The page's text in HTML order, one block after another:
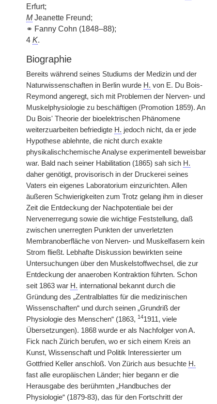
Erfurt;
MJeanette Freund;
⚭ Fanny Cohn (1848–88);
4 K.
Biographie
Bereits während seines Studiums der Medizin und der
Naturwissenschaften in Berlin wurde H. von E. Du Bois-
Reymond angeregt, sich mit Problemen der Nerven- und
Muskelphysiologie zu beschäftigen (Promotion 1859). An
Du Bois' Theorie der bioelektrischen Phänomene
weiterzuarbeiten befriedigte H. jedoch nicht, da er jede
Hypothese ablehnte, die nicht durch exakte
physikalischchemische Analyse experimentell beweisbar
war. Bald nach seiner Habilitation (1865) sah sich H.
daher genötigt, provisorisch in der Druckerei seines
Vaters ein eigenes Laboratorium einzurichten. Allen
äußeren Schwierigkeiten zum Trotz gelang ihm in dieser
Zeit die Entdeckung der Nachpotentiale bei der
Nervenerregung sowie die wichtige Feststellung, daß
zwischen unerregten Punkten der unverletzten
Membranoberfläche von Nerven- und Muskelfasern kein
Strom fließt. Lebhafte Diskussion bewirkten seine
Untersuchungen über den Muskelstoffwechsel, die zur
Entdeckung der anaeroben Kontraktion führten. Schon
seit 1863 war H. international bekannt durch die
Gründung des „Zentralblattes für die medizinischen
Wissenschaften“ und durch seinen „Grundriß der
Physiologie des Menschen“ (1863, 141911, viele
Übersetzungen). 1868 wurde er als Nachfolger von A.
Fick nach Zürich berufen, wo er sich einem Kreis an
Kunst, Wissenschaft und Politik Interessierter um
Gottfried Keller anschloß. Von Zürich aus besuchte H.
fast alle europäischen Länder; hier begann er die
Herausgabe des berühmten „Handbuches der
Physiologie“ (1879-83), das für den Fortschritt der